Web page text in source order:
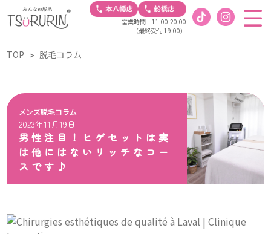
営業時間 11:00-20:00
（最終受付 19:00）
TOP 脱毛コラム
メンズ脱毛コラム
2023年11月19日
男性注目！ヒゲセットは実
は他にはないリッチなコー
スです♪